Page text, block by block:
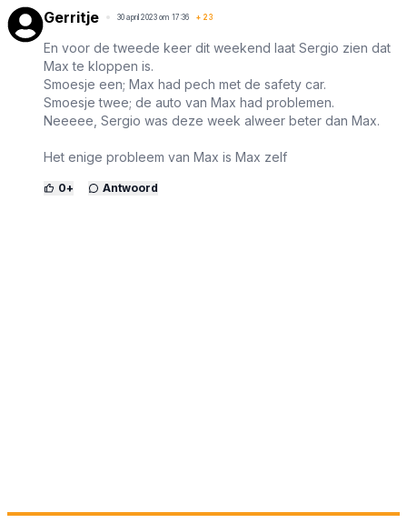
Gerritje 30 april 2023 om 17:36 + 23
En voor de tweede keer dit weekend laat Sergio zien dat
Max te kloppen is.
Smoesje een; Max had pech met de safety car.
Smoesje twee; de auto van Max had problemen.
Neeeee, Sergio was deze week alweer beter dan Max.
Het enige probleem van Max is Max zelf
0+ Antwoord